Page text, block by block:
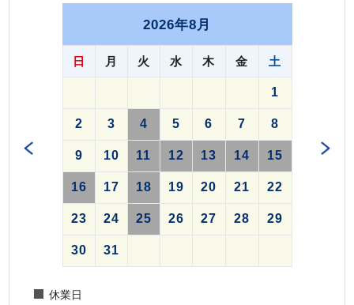
2026年8月
日 月 火 水 木 金 土
1
2 3 4 5 6 7 8
9 10 11 12 13 14 15
16 17 18 19 20 21 22
23 24 25 26 27 28 29
30 31
休業日